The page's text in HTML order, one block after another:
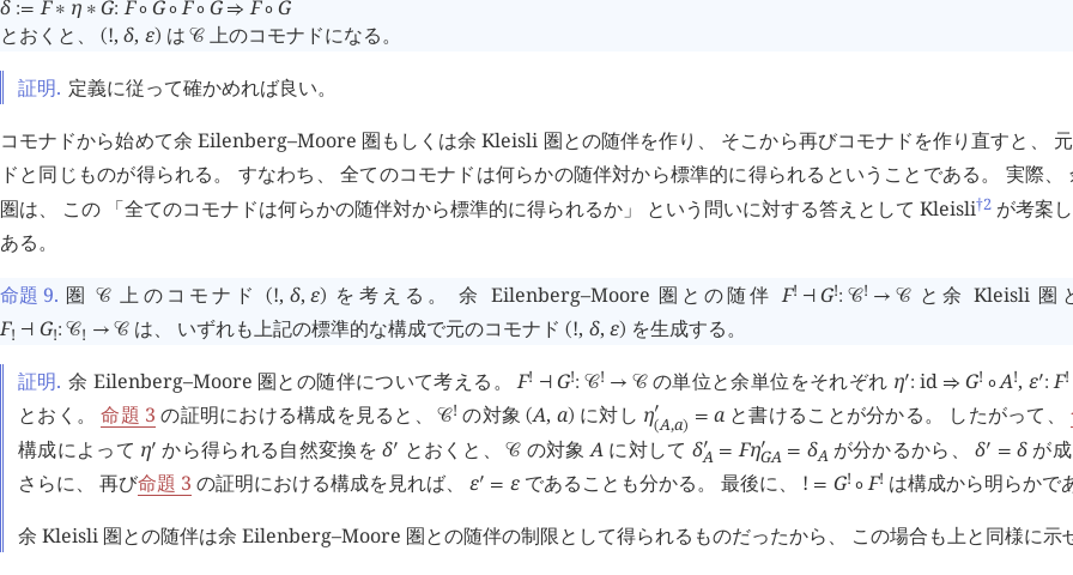
δ := F ∗ η ∗ G: F ∘ G ∘ F ∘ G ⇒ F ∘ G
とおくと、
(!, δ, ε) は󰒚上のコモナドになる。
証明. 定義に従って確かめれば良い。
コモナドから始めて余 Eilenberg–Moore 圏もしくは余 Kleisli 圏との随伴を作り、 そこから再びコモナドを作り直すと、
ドと同じものが得られる。 すなわち、 全てのコモナドは何らかの随伴対から標準的に得られるということである。 実際
圏は、 この 「全てのコモナドは何らかの随伴対から標準的に得られるか」 という問いに対する答えとして Kleisli†2 が考案
ある。
命題 9. 圏󰒚 上のコモナド(!, δ, ε) を考える。 余 Eilenberg–Moore 圏との随伴F! ⊣ G!: 󰒚! → 󰒚と余 Kleisli 圏
F! ⊣ G!: 󰒚! → 󰒚 は、 いずれも上記の標準的な構成で元のコモナド(!, δ, ε) を生成する。
証明. 余 Eilenberg–Moore 圏との随伴について考える。F! ⊣ G!: 󰒚! → 󰒚の単位と余単位をそれぞれ η󰎘: id ⇒ G! ∘ A!, ε󰎘: F!
とおく。命題 3 の証明における構成を見ると、󰒚! の対象(A, a) に対し η(A,a)
󰎘 = aと書けることが分かる。 したがって、
構成によって η󰎘 から得られる自然変換をδ󰎘 とおくと、󰒚 の対象Aに対して δA
󰎘 = FηGA
󰎘 = δA が分かるから、δ󰎘 = δ が
さらに、 再び命題 3 の証明における構成を見れば、 ε󰎘 = εであることも分かる。 最後に、 ! = G! ∘ F! は構成から明らかで
余 Kleisli 圏との随伴は余 Eilenberg–Moore 圏との随伴の制限として得られるものだったから、 この場合も上と同様に示